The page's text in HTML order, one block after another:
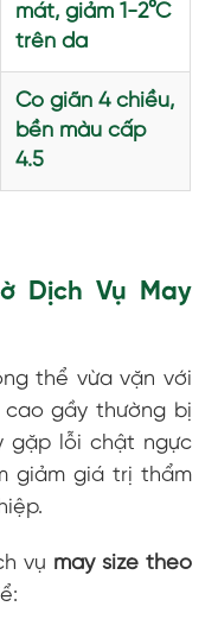
mát, giảm 1-2°C
trên da
Co giãn 4 chiều,
bền màu cấp
4.5
Dịch Vụ May
thể vừa vặn với
cao gầy thường bị
gặp lỗi chật ngực
giảm giá trị thẩm
vụ may size theo